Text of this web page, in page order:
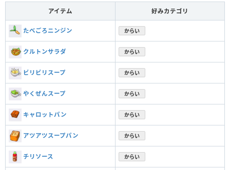
アイテム 好みカテゴリ
たべごろニンジン からい
クルトンサラダ からい
ビリビリスープ からい
やくぜんスープ からい
キャロットパン からい
アツアツスープパン からい
チリソース からい